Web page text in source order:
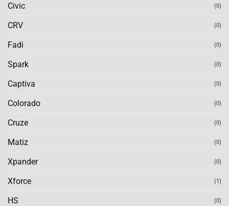
Civic (0)
CRV (0)
Fadi (0)
Spark (0)
Captiva (0)
Colorado (0)
Cruze (0)
Matiz (0)
Xpander (0)
Xforce (1)
HS (0)